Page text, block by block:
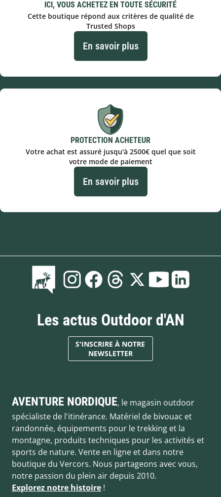
ICI, VOUS ACHETEZ EN TOUTE SÉCURITÉ
Cette boutique répond aux critères de qualité de
Trusted Shops
En savoir plus
PROTECTION ACHETEUR
Votre achat est assuré jusqu'à 2500€ quel que soit
votre mode de paiement
En savoir plus
Les actus Outdoor d'AN
S'INSCRIRE À NOTRE
NEWSLETTER
AVENTURE NORDIQUE, le magasin outdoor
spécialiste de l'itinérance. Matériel de bivouac et
randonnée, équipements pour le trekking et la
montagne, produits techniques pour les activités et
sports de nature. Vente en ligne et dans notre
boutique du Vercors. Nous partageons avec vous,
notre passion du plein air depuis 2010.
Explorez notre histoire !